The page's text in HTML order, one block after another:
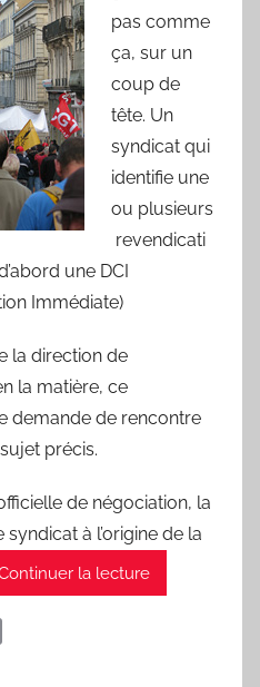
pas comme
ça, sur un
coup de
tête. Un
syndicat qui
identifie une
ou plusieurs
revendicati
une DCI
Immédiate)
la direction de
la matière, ce
demande de rencontre
précis.
de négociation, la
à l’origine de la
la lecture